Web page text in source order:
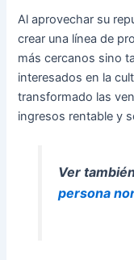
Al aprovechar su
crear una línea de
más cercanos sino
interesados en la
transformado las
ingresos rentable y
Ver
persona